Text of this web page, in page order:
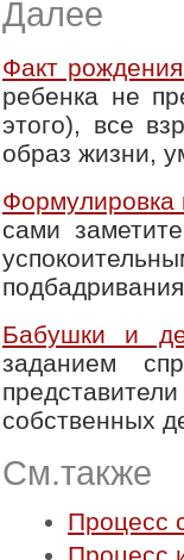
Далее
Факт
ребенка не
этого), все
образ жизни,
Формулировка
сами
Бабушки и
заданием
собственных
См.также
Процесс